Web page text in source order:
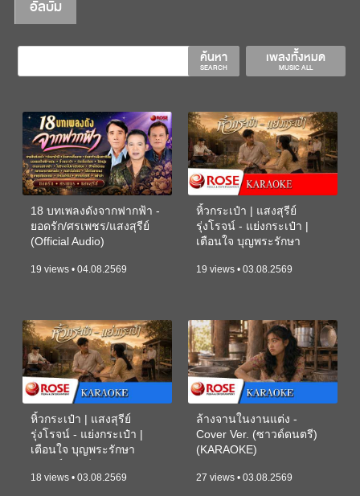
อัลบั้ม
เพลงทั้งหมด
MUSIC ALL
ค้นหา
SEARCH
18 บทเพลงดังจากฟากฟ้า -
ยอดรัก/ศรเพชร/แสงสุรีย์
(Official Audio)
19 views • 04.08.2569
หิ้วกระเป๋า | แสงสุรีย์
รุ่งโรจน์ - แย่งกระเป๋า |
เตือนใจ บุญพระรักษา
19 views • 03.08.2569
หิ้วกระเป๋า | แสงสุรีย์
รุ่งโรจน์ - แย่งกระเป๋า |
เตือนใจ บุญพระรักษา
18 views • 03.08.2569
ล้างจานในงานแต่ง -
Cover Ver. (ซาวด์ดนตรี)
(KARAOKE)
27 views • 03.08.2569